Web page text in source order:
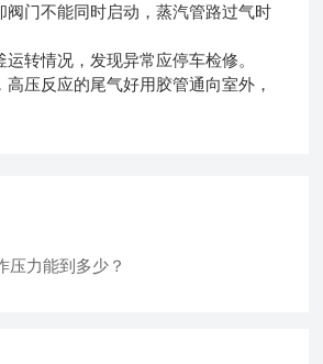
阀门不能同时启动，蒸汽管路过气时
转情况，发现异常应停车检修。
压反应的尾气好用胶管通向室外，
压力能到多少？